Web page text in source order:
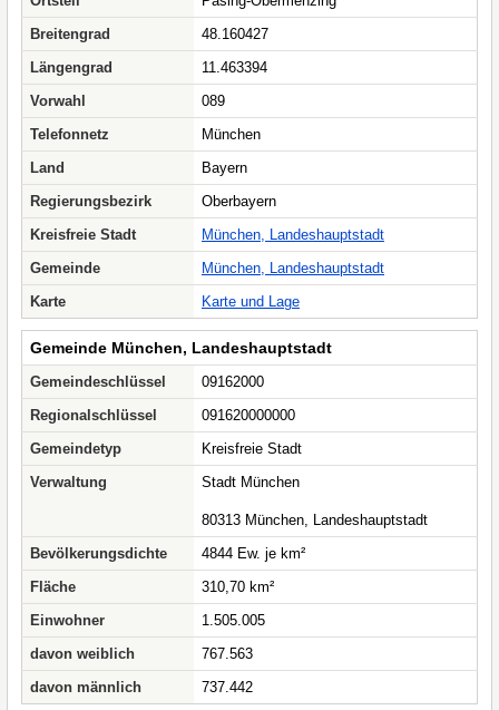
Breitengrad
48.160427
Längengrad
11.463394
Vorwahl
089
Telefonnetz
München
Land
Bayern
Regierungsbezirk
Oberbayern
Kreisfreie Stadt
München, Landeshauptstadt
Gemeinde
München, Landeshauptstadt
Karte
Karte und Lage
Gemeinde München, Landeshauptstadt
Gemeindeschlüssel
09162000
Regionalschlüssel
091620000000
Gemeindetyp
Kreisfreie Stadt
Verwaltung
Stadt München
80313 München, Landeshauptstadt
Bevölkerungsdichte
4844 Ew. je km²
Fläche
310,70 km²
Einwohner
1.505.005
davon weiblich
767.563
davon männlich
737.442